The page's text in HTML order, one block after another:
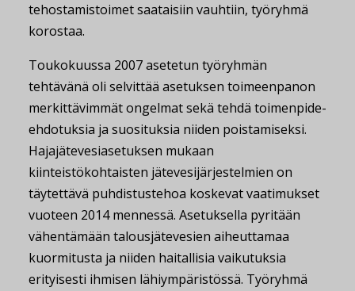
tehostamistoimet saataisiin vauhtiin, työryhmä
korostaa.
Toukokuussa 2007 asetetun työryhmän
tehtävänä oli selvittää asetuksen toimeenpanon
merkittävimmät ongelmat sekä tehdä toimenpide-
ehdotuksia ja suosituksia niiden poistamiseksi.
Hajajätevesiasetuksen mukaan
kiinteistökohtaisten jätevesijärjestelmien on
täytettävä puhdistustehoa koskevat vaatimukset
vuoteen 2014 mennessä. Asetuksella pyritään
vähentämään talousjätevesien aiheuttamaa
kuormitusta ja niiden haitallisia vaikutuksia
erityisesti ihmisen lähiympäristössä. Työryhmä